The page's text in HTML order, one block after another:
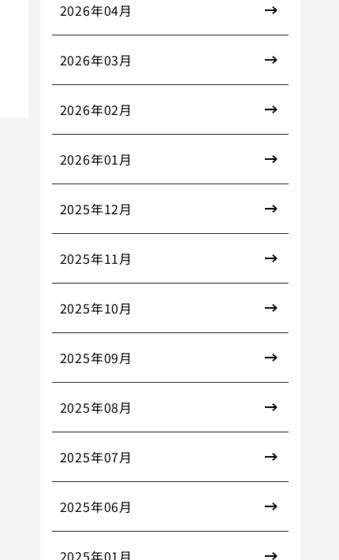
2026年04月
2026年03月
2026年02月
2026年01月
2025年12月
2025年11月
2025年10月
2025年09月
2025年08月
2025年07月
2025年06月
2025年01月